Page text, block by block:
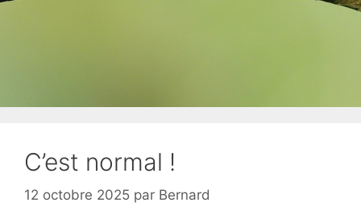
C’est normal !
12 octobre 2025 par Bernard